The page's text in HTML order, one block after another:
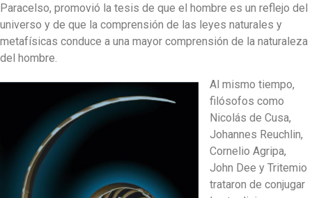
Paracelso, promovió la tesis de que el hombre es un reflejo del
universo y de que la comprensión de las leyes naturales y
metafísicas conduce a una mayor comprensión de la naturaleza
del hombre.
Al mismo tiempo,
filósofos como
Nicolás de Cusa,
Johannes Reuchlin,
Cornelio Agripa,
John Dee y Tritemio
trataron de conjugar